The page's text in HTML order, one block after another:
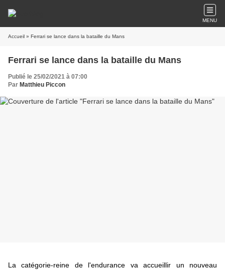
MENU
Accueil » Ferrari se lance dans la bataille du Mans
Ferrari se lance dans la bataille du Mans
Publié le 25/02/2021 à 07:00
Par Matthieu Piccon
La catégorie-reine de l'endurance va accueillir un nouveau